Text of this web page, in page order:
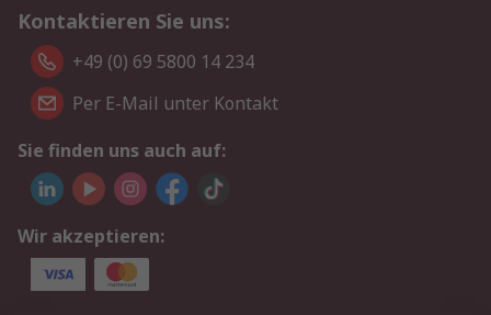
Kontaktieren Sie uns:
+49 (0) 69 5800 14 234
Per E-Mail unter Kontakt
Sie finden uns auch auf:
Wir akzeptieren: